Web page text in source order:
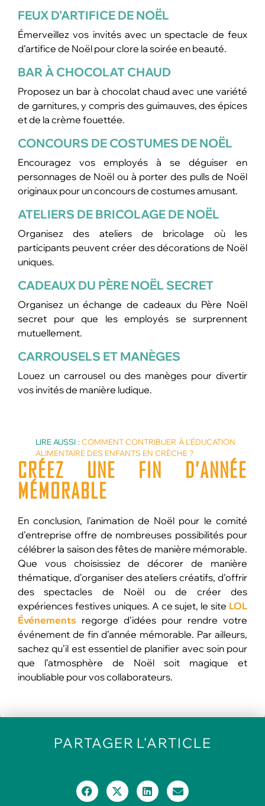
FEUX D’ARTIFICE DE NOËL
Émerveillez vos invités avec un spectacle de feux
d’artifice de Noël pour clore la soirée en beauté.
BAR À CHOCOLAT CHAUD
Proposez un bar à chocolat chaud avec une variété
de garnitures, y compris des guimauves, des épices
et de la crème fouettée.
CONCOURS DE COSTUMES DE NOËL
Encouragez vos employés à se déguiser en
personnages de Noël ou à porter des pulls de Noël
originaux pour un concours de costumes amusant.
ATELIERS DE BRICOLAGE DE NOËL
Organisez des ateliers de bricolage où les
participants peuvent créer des décorations de Noël
uniques.
CADEAUX DU PÈRE NOËL SECRET
Organisez un échange de cadeaux du Père Noël
secret pour que les employés se surprennent
mutuellement.
CARROUSELS ET MANÈGES
Louez un carrousel ou des manèges pour divertir
vos invités de manière ludique.
LIRE AUSSI : COMMENT CONTRIBUER À L’ÉDUCATION
ALIMENTAIRE DES ENFANTS EN CRÈCHE ?
CRÉEZ UNE FIN D’ANNÉE
MÉMORABLE
En conclusion, l’animation de Noël pour le comité
d’entreprise offre de nombreuses possibilités pour
célébrer la saison des fêtes de manière mémorable.
Que vous choisissiez de décorer de manière
thématique, d’organiser des ateliers créatifs, d’offrir
des spectacles de Noël ou de créer des
expériences festives uniques. A ce sujet, le site LOL
Événements regorge d’idées pour rendre votre
événement de fin d’année mémorable. Par ailleurs,
sachez qu’il est essentiel de planifier avec soin pour
que l’atmosphère de Noël soit magique et
inoubliable pour vos collaborateurs.
PARTAGER L'ARTICLE